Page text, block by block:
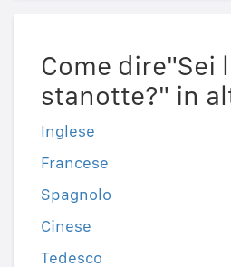
Come dire"Sei
stanotte?" in
Inglese
Francese
Spagnolo
Cinese
Tedesco